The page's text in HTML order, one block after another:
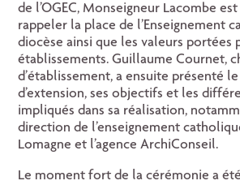
de l’OGEC, Monseigneur Lacombe
rappeler la place de l’Enseignement
diocèse ainsi que les valeurs portées
établissements. Guillaume Cournet,
d’établissement, a ensuite présenté
d’extension, ses objectifs et les
impliqués dans sa réalisation,
direction de l’enseignement
Lomagne et l’agence ArchiConseil.
Le moment fort de la cérémonie a